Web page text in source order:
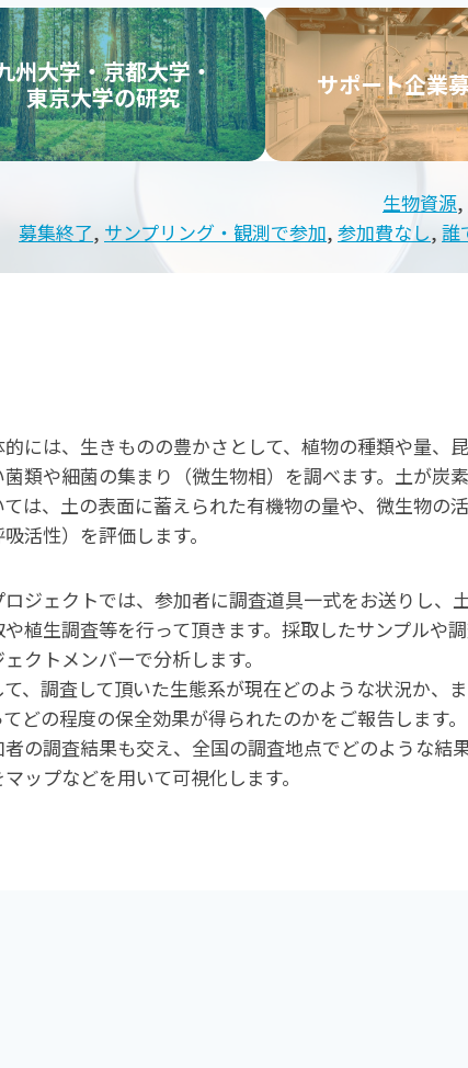
州大学・京都大学・
東京大学の研究
サポート企業
生物資源,
募集終了, サンプリング・観測で参加, 参加費なし, 誰
的には、生きものの豊かさとして、植物の種類や量、
菌類や細菌の集まり（微生物相）を調べます。土が炭
ては、土の表面に蓄えられた有機物の量や、微生物の
吸活性）を評価します。
ロジェクトでは、参加者に調査道具一式をお送りし、
植生調査等を行って頂きます。採取したサンプルや
ェクトメンバーで分析します。
て、調査して頂いた生態系が現在どのような状況か、
てどの程度の保全効果が得られたのかをご報告します
者の調査結果も交え、全国の調査地点でどのような結
ップなどを用いて可視化します。